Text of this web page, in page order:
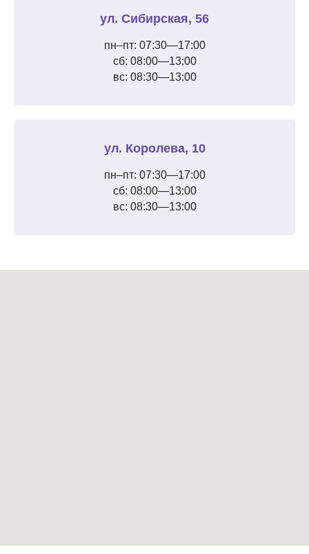
ул. Сибирская, 56
пн–пт: 07:30—17:00
сб: 08:00—13:00
вс: 08:30—13:00
ул. Королева, 10
пн–пт: 07:30—17:00
сб: 08:00—13:00
вс: 08:30—13:00